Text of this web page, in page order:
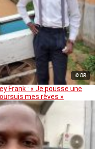
© DR
Frank : « Je pousse une
mes rêves »